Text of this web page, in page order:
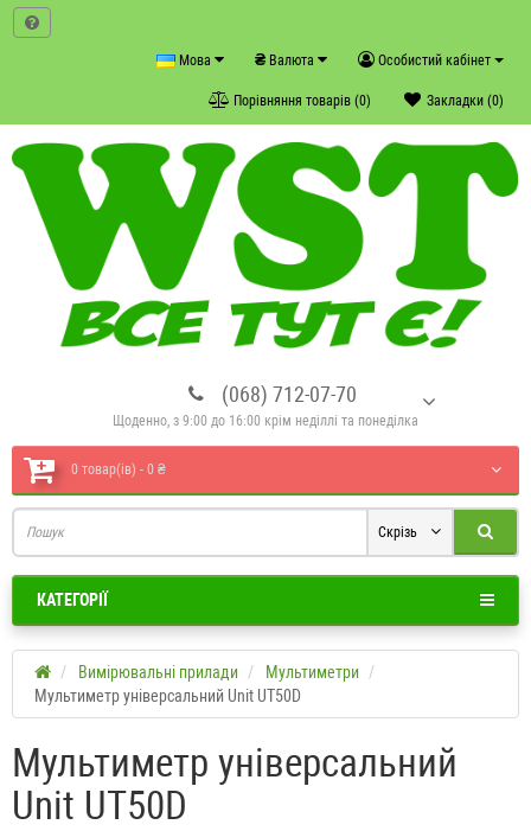
Особистий кабінет
₴ Валюта
Мова
Закладки (0)
Порівняння товарів (0)
(068) 712-07-70
Щоденно, з 9:00 до 16:00 крім неділлі та понеділка
0 товар(ів) - 0 ₴
Скрізь
КАТЕГОРІЇ
Вимірювальні прилади
Мультиметри
Мультиметр універсальний Unit UT50D
Мультиметр універсальний
Unit UT50D